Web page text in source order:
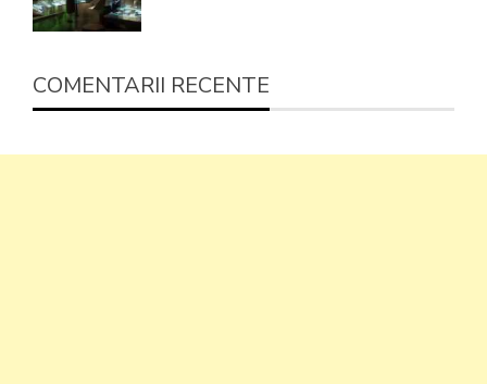
COMENTARII RECENTE